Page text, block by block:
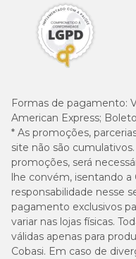
Formas de pagamento:
American Express;
* As promoções,
site não são
promoções, será
lhe convém, isentando a
responsabilidade nesse
pagamento exclusivos
variar nas lojas físicas.
válidas apenas para
Cobasi. Em caso de